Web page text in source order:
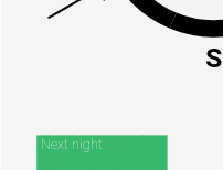
S
Next night